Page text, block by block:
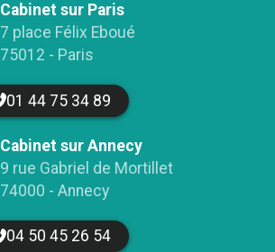
Cabinet sur Paris
7 place Félix Eboué
75012 - Paris
01 44 75 34 89
Cabinet sur Annecy
9 rue Gabriel de Mortillet
74000 - Annecy
04 50 45 26 54